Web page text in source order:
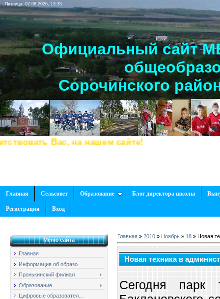
Пятница, 07.08.2026, 13:35
Официальный сайт
Сорочинского
Вас, на нашем сайте!
Главная Сельсовет Образование Блог директора школы
Регистрация Вход
Меню сайта
Главная
Информация об образо...
Пронькинский филиал
Образование
Цифровые образовател...
Главная » 2010 » Ноябрь » 18 » Новая
Новая техника в
Сегодня парк